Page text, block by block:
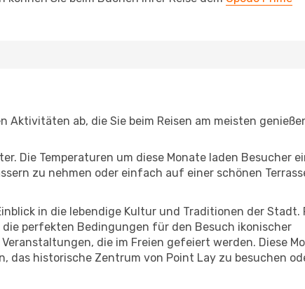
ab, die Sie beim Reisen am meisten
Die Temperaturen um diese Monate laden Besucher
zu nehmen oder einfach auf einer schönen
in die lebendige Kultur und Traditionen der Stadt.
perfekten Bedingungen für den Besuch ikonischer
die im Freien gefeiert werden. Diese
das historische Zentrum von Point Lay zu besuchen